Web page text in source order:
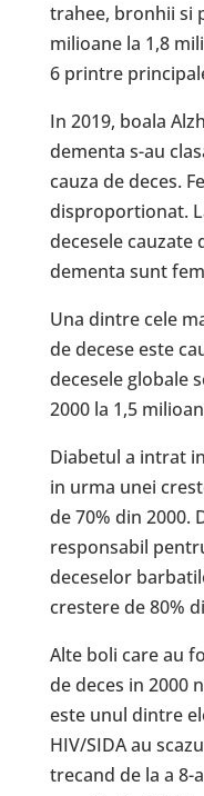
trahee, bronhii si
milioane la 1,8
6 printre
In 2019, boala
dementa s-au
cauza de deces.
disproportionat.
decesele cauzate
dementa sunt
Una dintre cele
de decese este
decesele globale
2000 la 1,5
Diabetul a intrat
in urma unei
de 70% din 2000.
responsabil
deceselor
crestere de 80%
Alte boli care au
de deces in 2000
este unul dintre
HIV/SIDA au
trecand de la a 8-